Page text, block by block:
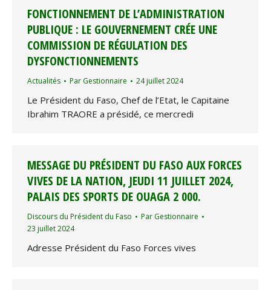
FONCTIONNEMENT DE L’ADMINISTRATION
PUBLIQUE : LE GOUVERNEMENT CRÉE UNE
COMMISSION DE RÉGULATION DES
DYSFONCTIONNEMENTS
Actualités Par Gestionnaire 24 juillet 2024
Le Président du Faso, Chef de l’Etat, le Capitaine
Ibrahim TRAORE a présidé, ce mercredi
MESSAGE DU PRÉSIDENT DU FASO AUX FORCES
VIVES DE LA NATION, JEUDI 11 JUILLET 2024,
PALAIS DES SPORTS DE OUAGA 2 000.
Discours du Président du Faso Par Gestionnaire
23 juillet 2024
Adresse Président du Faso Forces vives